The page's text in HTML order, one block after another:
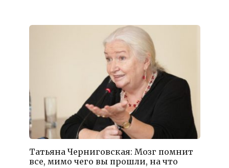
Татьяна Черниговская: Мозг помнит
все, мимо чего вы прошли, на что